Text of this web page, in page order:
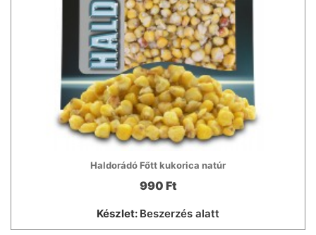
Haldorádó Főtt kukorica natúr
990 Ft
Készlet: Beszerzés alatt